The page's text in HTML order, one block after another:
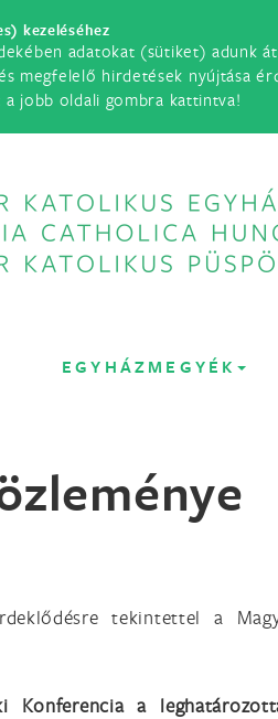
kezeléséhez
adatokat (sütiket) adunk
megfelelő hirdetések nyújtása
a jobb oldali gombra kattintva!
EGYHÁZMEGYÉK
tekintettel a
Konferencia a